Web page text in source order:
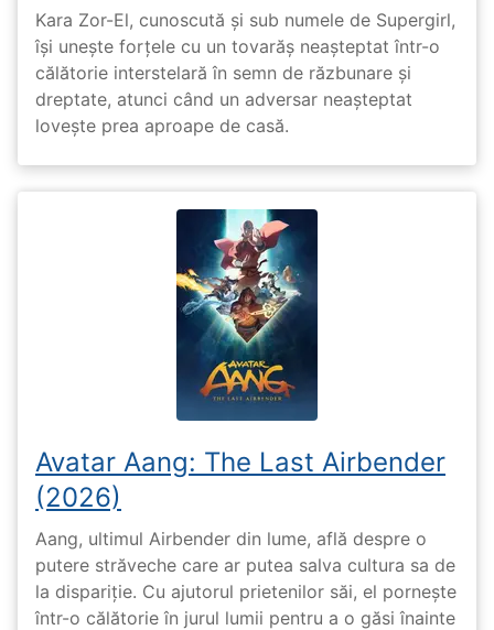
Kara Zor-El, cunoscută și sub numele de Supergirl,
își unește forțele cu un tovarăș neașteptat într-o
călătorie interstelară în semn de răzbunare și
dreptate, atunci când un adversar neașteptat
lovește prea aproape de casă.
Avatar Aang: The Last Airbender
(2026)
Aang, ultimul Airbender din lume, află despre o
putere străveche care ar putea salva cultura sa de
la dispariție. Cu ajutorul prietenilor săi, el pornește
într-o călătorie în jurul lumii pentru a o găsi înainte